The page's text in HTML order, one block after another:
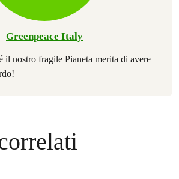
Greenpeace Italy
il nostro fragile Pianeta merita di avere